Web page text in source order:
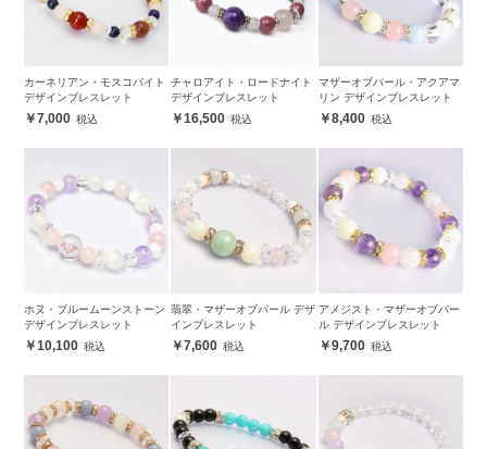
カーネリアン・モスコバイト
デザインブレスレット
7,000
チャロアイト・ロードナイト
デザインブレスレット
16,500
マザーオブパール・アクアマ
リン デザインブレスレット
8,400
ホヌ・ブルームーンストーン
デザインブレスレット
10,100
翡翠・マザーオブパール デザ
インブレスレット
7,600
アメジスト・マザーオブパー
ル デザインブレスレット
9,700